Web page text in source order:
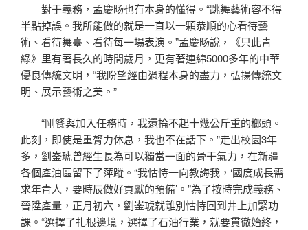
對于義務，孟慶旸也有本身的懂得。“跳舞藝術容不得
半點掉誤。我所能做的就是一直以一顆恭順的心看待藝
術、看待舞臺、看待每一場表演。”孟慶旸說，《只此青
綠》里有著長久的時間歲月，更有著連綿5000多年的中華
優良傳統文明，“我盼望經由過程本身的盡力，弘揚傳統文
明、展示藝術之美。”
“剛餐與加入任務時，我還掄不起十幾公斤重的榔頭。
此刻，即使是重膂力休息，我也不在話下。”走出校園3年
多，劉崟琥曾經生長為可以獨當一面的骨干氣力，在新疆
各個產油區留下了萍蹤。“我怙恃一向教誨我，‘國度成長需
求年青人，要時辰做好貢獻的預備’。”為了按時完成義務、
晉陞產量，正月初六，劉崟琥就離別怙恃回到井上加緊功
課。“選擇了扎根邊境，選擇了石油行業，就要貫徹始終，